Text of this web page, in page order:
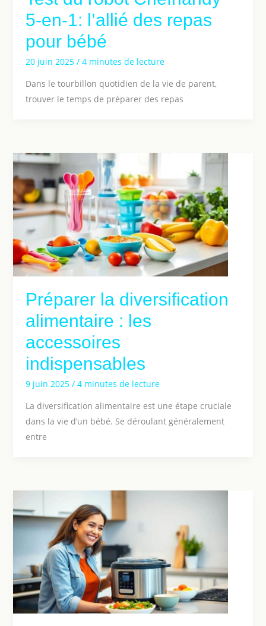
5-en-1: l’allié des repas
pour bébé
20 juin 2025 / 4 minutes de lecture
Dans le tourbillon quotidien de la vie de parent,
trouver le temps de préparer des repas
Préparer la diversification
alimentaire : les
accessoires
indispensables
9 juin 2025 / 4 minutes de lecture
La diversification alimentaire est une étape cruciale
dans la vie d’un bébé. Se déroulant généralement
entre